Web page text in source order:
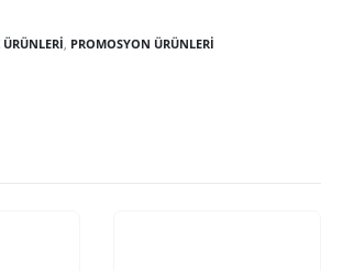
ÜRÜNLERI, PROMOSYON ÜRÜNLERİ